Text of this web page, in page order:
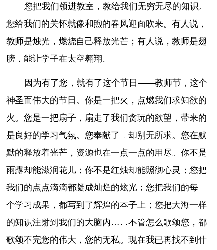
您把我们领进教室，教给我们无穷无尽的知识。
您给我们的关怀就像和煦的春风迎面吹来。有人说，
教师是烛光，燃烧自己释放光芒；有人说，教师是翅
膀，能让学子在太空翱翔。
因为有了您，就有了这个节日——教师节，这个
神圣而伟大的节日。你是一把火，点燃我们求知欲的
火。您是一把扇子，扇走了我们贪玩的欲望，带来的
是良好的学习气氛。您奉献了，却别无所求。您在默
默的释放着光芒，资源也在一点一点的用尽。你不是
雨露却能滋润花儿；你不是红烛却能照彻心灵；您把
我们的点点滴滴都凝成灿烂的炫光；您把我们的每一
个学习成果，都写到了辉煌的本子上；您把大海一样
的知识注射到我们的大脑内……不管怎么歌颂您，都
歌颂不完您的伟大，您的无私。现在我已再找不到什